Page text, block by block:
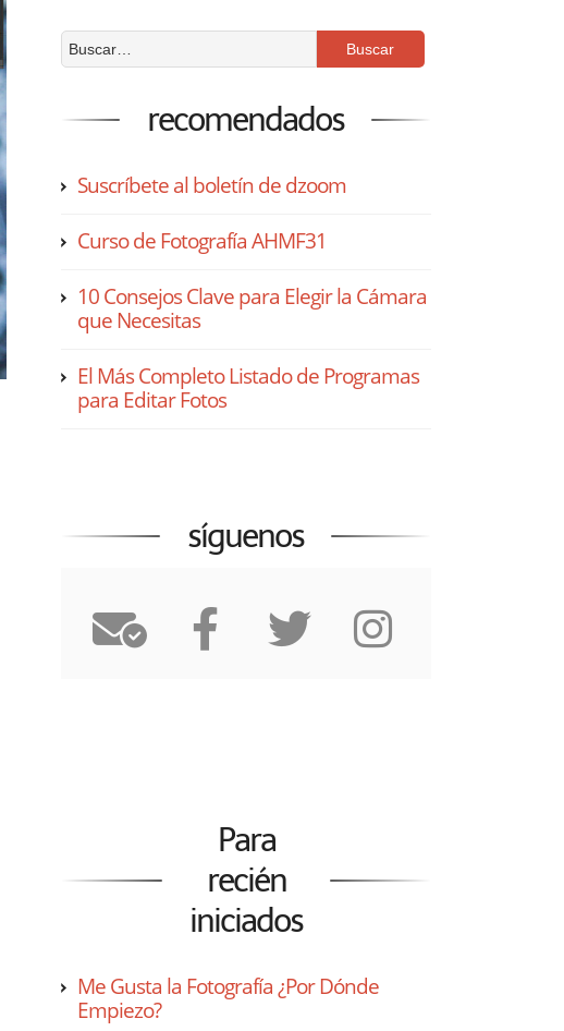
recomendados
Suscríbete al boletín de dzoom
Curso de Fotografía AHMF31
10 Consejos Clave para Elegir la Cámara
que Necesitas
El Más Completo Listado de Programas
para Editar Fotos
síguenos
Para
recién
iniciados
Me Gusta la Fotografía ¿Por Dónde
Empiezo?